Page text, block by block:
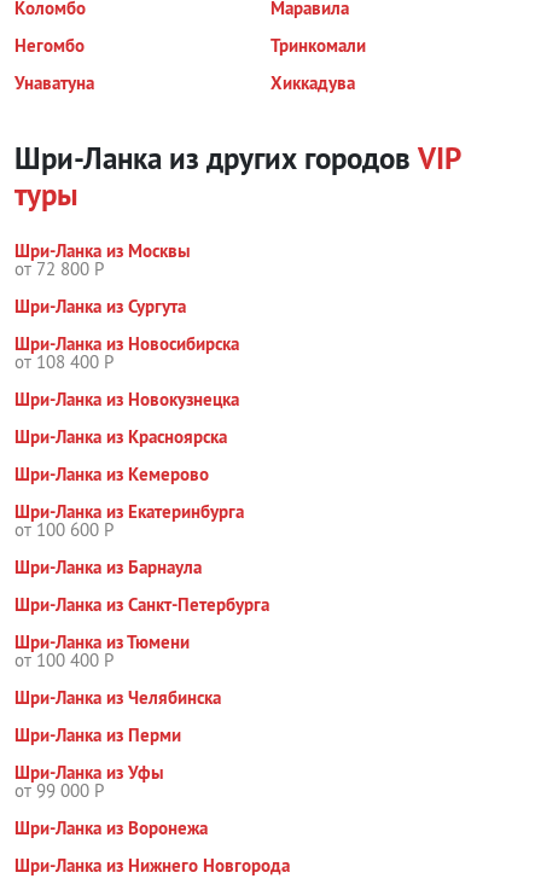
Коломбо
Маравила
Негомбо
Тринкомали
Унаватуна
Хиккадува
Шри-Ланка из других городов VIP
туры
Шри-Ланка из Москвы
от 72 800 Р
Шри-Ланка из Сургута
Шри-Ланка из Новосибирска
от 108 400 Р
Шри-Ланка из Новокузнецка
Шри-Ланка из Красноярска
Шри-Ланка из Кемерово
Шри-Ланка из Екатеринбурга
от 100 600 Р
Шри-Ланка из Барнаула
Шри-Ланка из Санкт-Петербурга
Шри-Ланка из Тюмени
от 100 400 Р
Шри-Ланка из Челябинска
Шри-Ланка из Перми
Шри-Ланка из Уфы
от 99 000 Р
Шри-Ланка из Воронежа
Шри-Ланка из Нижнего Новгорода